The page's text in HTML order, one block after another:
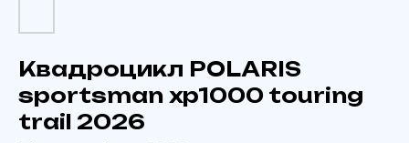
Квадроцикл POLARIS
sportsman xp1000 touring
trail 2026